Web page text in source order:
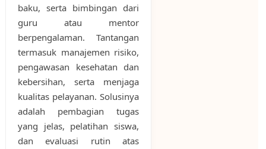
baku, serta bimbingan dari
guru atau mentor
berpengalaman. Tantangan
termasuk manajemen risiko,
pengawasan kesehatan dan
kebersihan, serta menjaga
kualitas pelayanan. Solusinya
adalah pembagian tugas
yang jelas, pelatihan siswa,
dan evaluasi rutin atas